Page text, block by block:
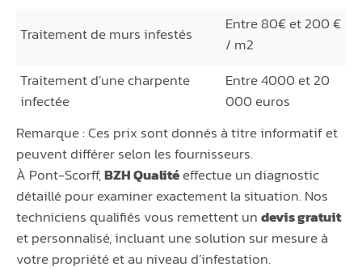
Traitement de murs infestés
Entre 80€ et 200 €
/ m2
Traitement d’une charpente
infectée
Entre 4000 et 20
000 euros
Remarque : Ces prix sont donnés à titre informatif et
peuvent différer selon les fournisseurs.
À Pont-Scorff,BZH Qualitéeffectue un diagnostic
détaillé pour examiner exactement la situation. Nos
techniciens qualifiés vous remettent undevis gratuit
et personnalisé, incluant une solution sur mesure à
votre propriété et au niveau d’infestation.